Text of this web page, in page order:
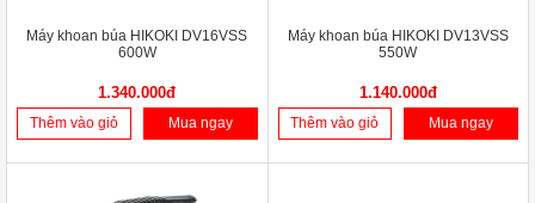
Máy khoan búa HIKOKI DV16VSS
600W
1.340.000đ
Thêm vào giỏ Mua ngay
Máy khoan búa HIKOKI DV13VSS
550W
1.140.000đ
Thêm vào giỏ Mua ngay